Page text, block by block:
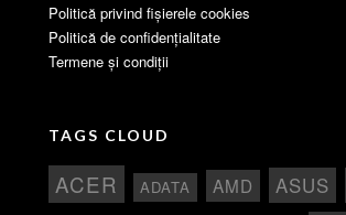
Politică privind fișierele cookies
Politică de confidențialitate
Termene și condiții
TAGS CLOUD
ACER ADATA AMD ASUS